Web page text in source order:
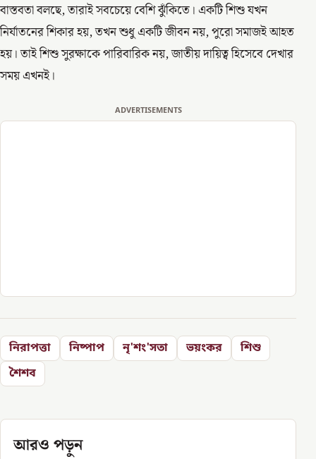
বাস্তবতা বলছে, তারাই সবচেয়ে বেশি ঝুঁকিতে। একটি শিশু যখন
নির্যাতনের শিকার হয়, তখন শুধু একটি জীবন নয়, পুরো সমাজই আহত
হয়। তাই শিশু সুরক্ষাকে পারিবারিক নয়, জাতীয় দায়িত্ব হিসেবে দেখার
সময় এখনই।
ADVERTISEMENTS
নিরাপত্তা নিষ্পাপ নৃ'শং'সতা ভয়ংকর
শিশু
শৈশব
আরও পড়ুন